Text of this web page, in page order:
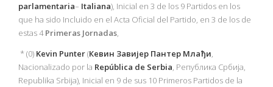
parlamentaria– Italiana), Inicial en 3 de los 9 Partidos en los
que ha sido Incluido en el Acta Oficial del Partido, en 3 de los de
estas 4Primeras Jornadas,
* (0) Kevin Punter(Кевин Завијер Пантер Млађи,
Nacionalizado por la República de Serbia, Република Србија,
Republika Srbija), Inicial en 9 de sus 10 Primeros Partidos de la